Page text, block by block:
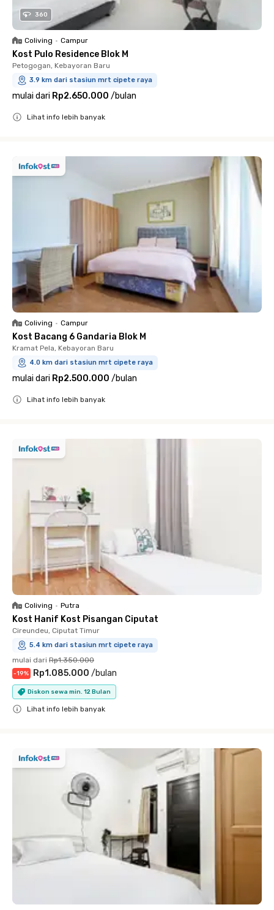
360
Coliving • Campur
Kost Pulo Residence Blok M
Petogogan, Kebayoran Baru
3.9 km dari stasiun mrt cipete raya
mulai dari Rp2.650.000 /bulan
Lihat info lebih banyak
Coliving • Campur
Kost Bacang 6 Gandaria Blok M
Kramat Pela, Kebayoran Baru
4.0 km dari stasiun mrt cipete raya
mulai dari Rp2.500.000 /bulan
Lihat info lebih banyak
Coliving • Putra
Kost Hanif Kost Pisangan Ciputat
Cireundeu, Ciputat Timur
5.4 km dari stasiun mrt cipete raya
mulai dari Rp1.350.000
-19% Rp1.085.000 /bulan
Diskon sewa min. 12 Bulan
Lihat info lebih banyak